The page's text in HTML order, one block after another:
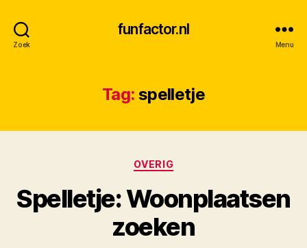
Zoek
funfactor.nl
Menu
Tag: spelletje
Categorieën
OVERIG
Spelletje: Woonplaatsen
zoeken
o